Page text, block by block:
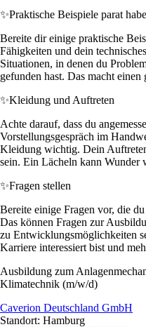
✨Praktische Beispiele parat
Bereite dir einige praktische
Fähigkeiten und dein
Situationen, in denen du
gefunden hast. Das macht
✨Kleidung und Auftreten
Achte darauf, dass du
Vorstellungsgespräch im
Kleidung wichtig. Dein
sein. Ein Lächeln kann Wunder
✨Fragen stellen
Bereite einige Fragen vor, die
Das können Fragen zur
zu Entwicklungsmöglichkeiten
Karriere interessiert bist und
Ausbildung zum
Klimatechnik (m/w/d)
Caverion Deutschland GmbH
Standort: Hamburg